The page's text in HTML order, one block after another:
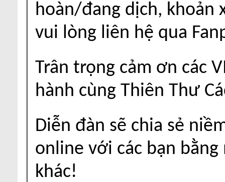
hoàn/đang dịch, khoản
vui lòng liên hệ qua
Trân trọng cảm ơn các
hành cùng Thiên Thư
Diễn đàn sẽ chia sẻ
online với các bạn
khác!